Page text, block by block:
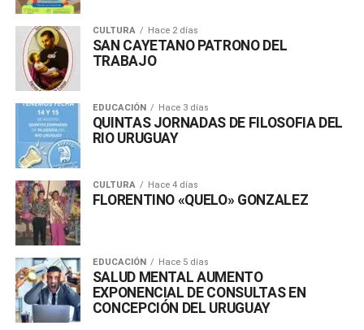
popular QUELO, del Barrio La Concepción, rendimos
nuestro homenaje.
Fuente: Manuscrito de Quelo, entregado a Virginia
Civetta.
asegurar la preservación de los bosques nativos.
En este sentido, es crucial llevar a cabo una adecuada
socialización de estas leyes entre los ciudadanos de
cada localidad. La participación activa y el compromiso
de la comunidad son fundamentales para el éxito de
cualquier esfuerzo de conservación y preservación.
Proteger y preservar este patrimonio natural invaluable
para el bienestar de todos es una tarea colectiva.
CULTURA Hace 2 días
SAN CAYETANO PATRONO DEL
TRABAJO
EDUCACIÓN Hace 3 días
QUINTAS JORNADAS DE FILOSOFIA DEL
RIO URUGUAY
CULTURA Hace 4 días
FLORENTINO «QUELO» GONZALEZ
EDUCACIÓN Hace 5 días
SALUD MENTAL AUMENTO
EXPONENCIAL DE CONSULTAS EN
CONCEPCIÓN DEL URUGUAY